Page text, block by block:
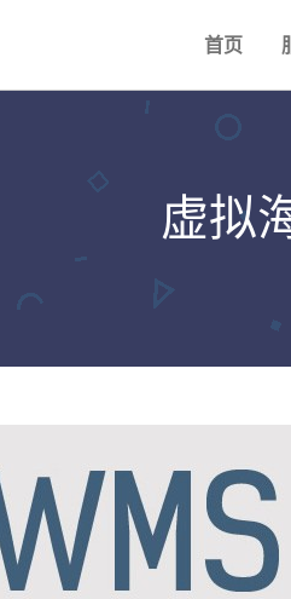
首页
虚拟